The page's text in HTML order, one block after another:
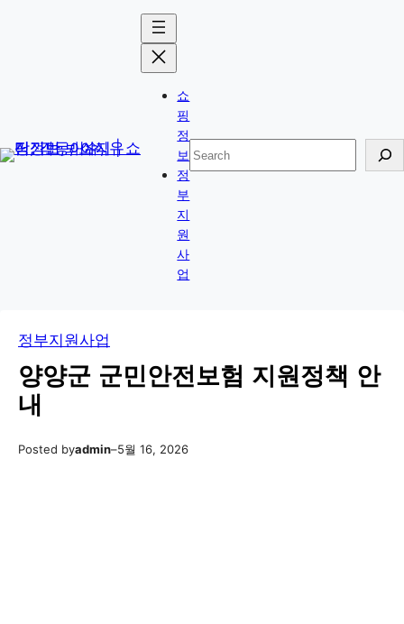
가
쇼
핑
정
보
정
부
지
원
사
업
검
색
정부지원사업
양양군 군민안전보험 지원정책 안
내
Posted byadmin–5월 16, 2026